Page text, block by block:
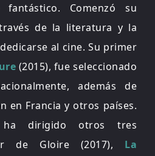
Comenzó su
de la literatura y la
al cine. Su primer
(2015), fue seleccionado
además de
en Francia y otros países.
ha dirigido otros tres
de Gloire (2017), La